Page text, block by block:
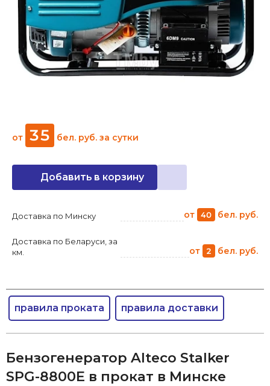
от 35 бел. руб. за сутки
Добавить в корзину
Доставка по Минску от 40 бел. руб.
Доставка по Беларуси, за
км.
от 2 бел. руб.
правила проката правила доставки
Бензогенератор Alteco Stalker
SPG-8800E в прокат в Минске